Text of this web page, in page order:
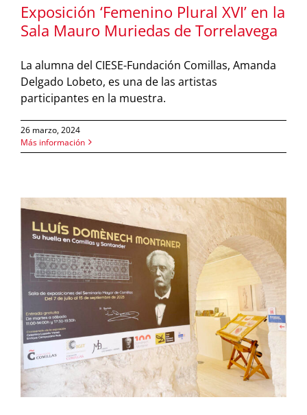
Exposición ‘Femenino Plural XVI’ en la
Sala Mauro Muriedas de Torrelavega
La alumna del CIESE-Fundación Comillas, Amanda
Delgado Lobeto, es una de las artistas
participantes en la muestra.
26 marzo, 2024
Más información